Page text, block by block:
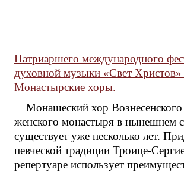
Патриаршего международного
духовной музыки «Свет
Монастырские хоры.
Монашеский хор
женского монастыря в нынешнем
существует уже несколько лет.
певческой традиции Троице-
репертуаре использует